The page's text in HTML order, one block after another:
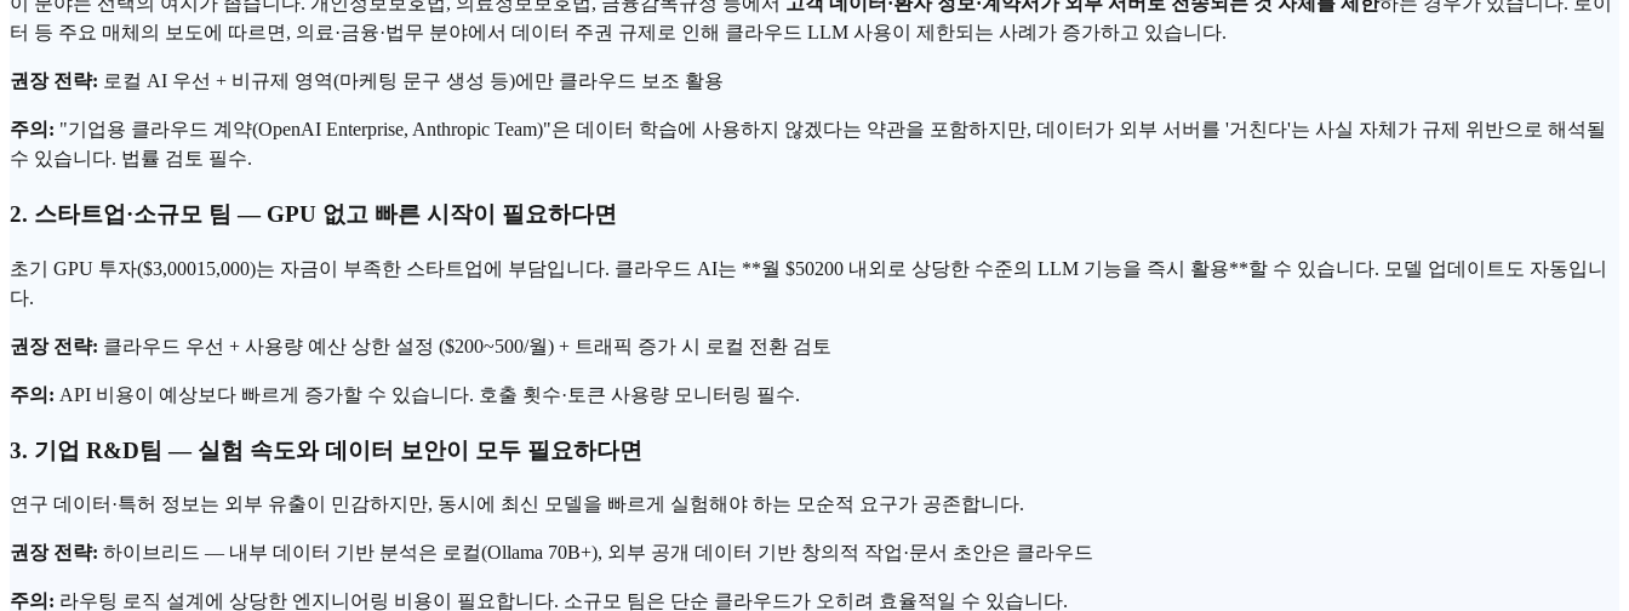
터 등 주요 매체의 보도에 따르면, 의료·금융·법무 분야에서 데이터 주권 규제로 인해 클라우드 LLM 사용이 제한되는 사례가 증가하고 있습니다.
권장 전략: 로컬 AI 우선 + 비규제 영역(마케팅 문구 생성 등)에만 클라우드 보조 활용
주의: "기업용 클라우드 계약(OpenAI Enterprise, Anthropic Team)"은 데이터 학습에 사용하지 않겠다는 약관을 포함하지만, 데이터가 외부 서버를 '거친다'는 사실 자체가 규제 위반으로 해석될
수 있습니다. 법률 검토 필수.
2. 스타트업·소규모 팀 — GPU 없고 빠른 시작이 필요하다면
초기 GPU 투자($3,00015,000)는 자금이 부족한 스타트업에 부담입니다. 클라우드 AI는 **월 $50200 내외로 상당한 수준의 LLM 기능을 즉시 활용**할 수 있습니다. 모델 업데이트도 자동입니
다.
권장 전략: 클라우드 우선 + 사용량 예산 상한 설정 ($200~500/월) + 트래픽 증가 시 로컬 전환 검토
주의: API 비용이 예상보다 빠르게 증가할 수 있습니다. 호출 횟수·토큰 사용량 모니터링 필수.
3. 기업 R&D팀 — 실험 속도와 데이터 보안이 모두 필요하다면
연구 데이터·특허 정보는 외부 유출이 민감하지만, 동시에 최신 모델을 빠르게 실험해야 하는 모순적 요구가 공존합니다.
권장 전략: 하이브리드 — 내부 데이터 기반 분석은 로컬(Ollama 70B+), 외부 공개 데이터 기반 창의적 작업·문서 초안은 클라우드
주의: 라우팅 로직 설계에 상당한 엔지니어링 비용이 필요합니다. 소규모 팀은 단순 클라우드가 오히려 효율적일 수 있습니다.